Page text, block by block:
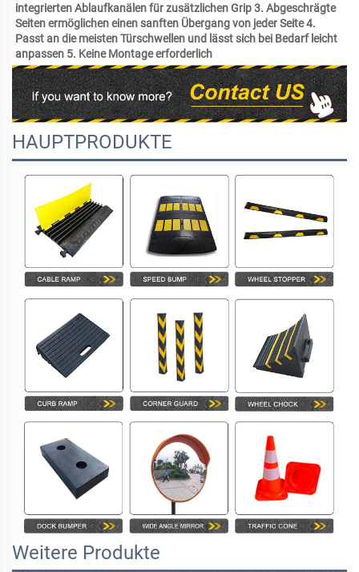
integrierten Ablaufkanälen für zusätzlichen Grip 3. Abgeschrägte
Seiten ermöglichen einen sanften Übergang von jeder Seite 4.
Passt an die meisten Türschwellen und lässt sich bei Bedarf leicht
anpassen 5. Keine Montage erforderlich
HAUPTPRODUKTE
Weitere Produkte